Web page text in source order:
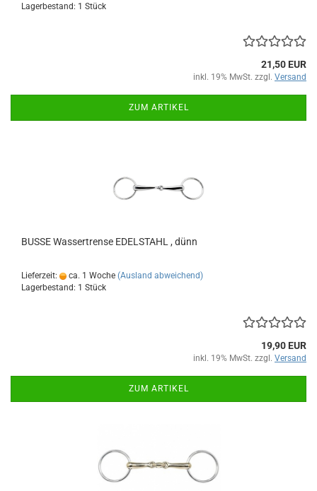
Lagerbestand: 1 Stück
21,50 EUR
inkl. 19% MwSt. zzgl. Versand
ZUM ARTIKEL
BUSSE Wassertrense EDELSTAHL , dünn
Lieferzeit: ca. 1 Woche (Ausland abweichend)
Lagerbestand: 1 Stück
19,90 EUR
inkl. 19% MwSt. zzgl. Versand
ZUM ARTIKEL